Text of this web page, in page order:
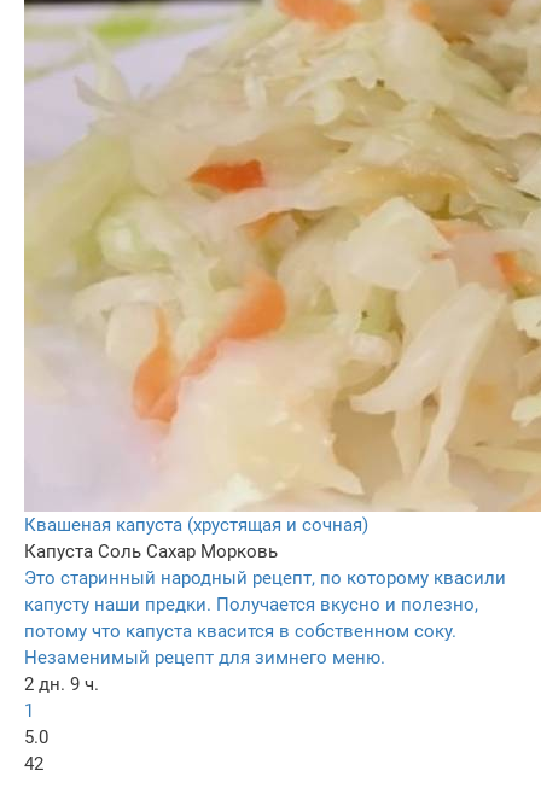
Квашеная капуста (хрустящая и сочная)
Капуста Соль Сахар Морковь
Это старинный народный рецепт, по которому квасили
капусту наши предки. Получается вкусно и полезно,
потому что капуста квасится в собственном соку.
Незаменимый рецепт для зимнего меню.
2 дн. 9 ч.
1
5.0
42